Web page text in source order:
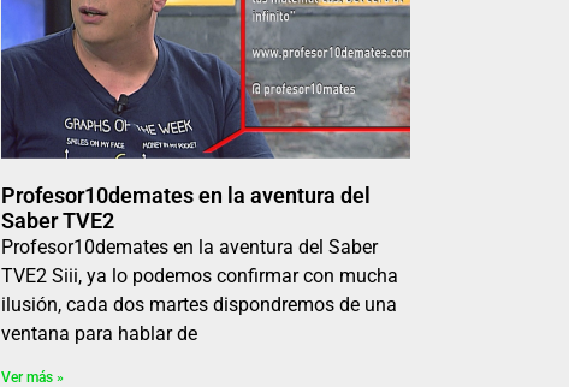
Profesor10demates en la aventura del
Saber TVE2
Profesor10demates en la aventura del Saber
TVE2 Siii, ya lo podemos confirmar con mucha
ilusión, cada dos martes dispondremos de una
ventana para hablar de
Ver más »